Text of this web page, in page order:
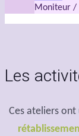
Moniteur /
Les
Ces ateliers